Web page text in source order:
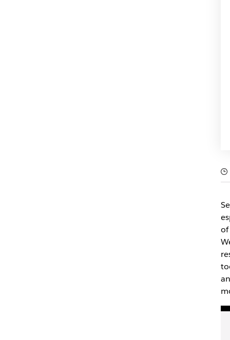
of